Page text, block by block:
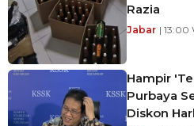
Razia
Jabar | 13:00
Hampir
Purbaya
Diskon